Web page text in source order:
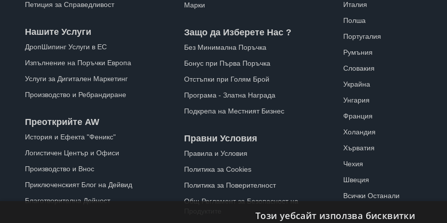
Петиция за Справедливост
Нашите Услуги
ДропШипинг Услуги в ЕС
Изпълнение на Поръчки Европа
Услуги за Дигитален Маркетинг
Производство и Ребрандиране
Преоткрийте AW
История и Ефекта "Феникс"
Логистичен Център и Офиси
Производство и Внос
Приключенският Блог на Дейвид
Благотворителна Дейност
Марки
Защо да Изберете Нас ?
Без Минимална Поръчка
Бонус при Първа Поръчка
Отстъпки при Голям Брой
Програма - Златна Награда
Подкрепа на Местният Бизнес
Правни Условия
Правила и Условия
Политика за Cookies
Политика за Поверителност
Общ Регламент за Безопасност на
Италия
Полша
Португалия
Румъния
Словакия
Украйна
Унгария
Франция
Холандия
Хърватия
Чехия
Швеция
Всички Останали
Този уебсайт използва бисквитки